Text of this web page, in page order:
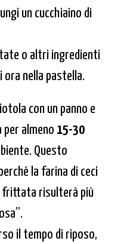
un cucchiaino di
o altri ingredienti
nella pastella.
con un panno e
almeno 15-30
Questo
la farina di ceci
frittata risulterà più
il tempo di riposo,